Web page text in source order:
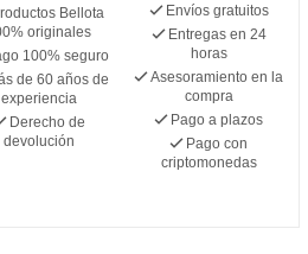
Bellota
originales
100% seguro
de 60 años de
experiencia
Derecho de
devolución
Envíos gratuitos
Entregas en 24
horas
Asesoramiento en la
compra
Pago a plazos
Pago con
criptomonedas